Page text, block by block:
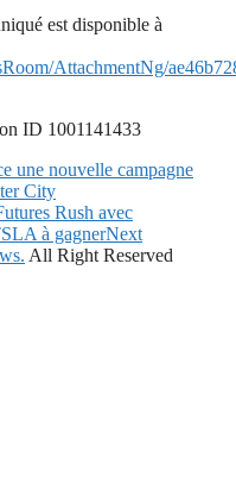
est disponible à
AttachmentNg/
ID 1001141433
une nouvelle campagne
City
Rush avec
à gagnerNext
All Right Reserved